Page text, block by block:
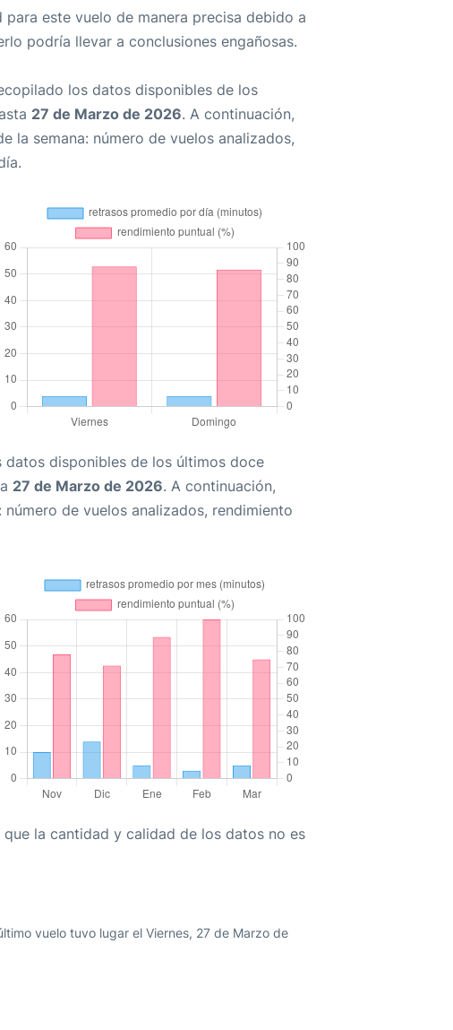
este vuelo de manera precisa debido a
podría llevar a conclusiones engañosas.
los datos disponibles de los
27 de Marzo de 2026. A continuación,
la semana: número de vuelos analizados,
datos disponibles de los últimos doce
27 de Marzo de 2026. A continuación,
de vuelos analizados, rendimiento
la cantidad y calidad de los datos no es
vuelo tuvo lugar el Viernes, 27 de Marzo de